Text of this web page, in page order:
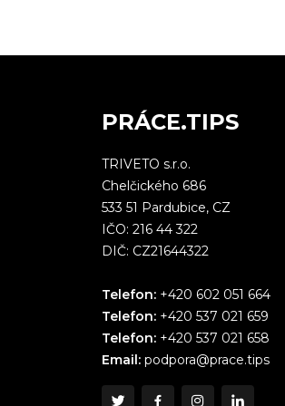
PRÁCE.TIPS
TRIVETO s.r.o.
Chelčického 686
533 51 Pardubice, CZ
IČO: 216 44 322
DIČ: CZ21644322
Telefon: +420 602 051 664
Telefon: +420 537 021 659
Telefon: +420 537 021 658
Email: podpora@prace.tips